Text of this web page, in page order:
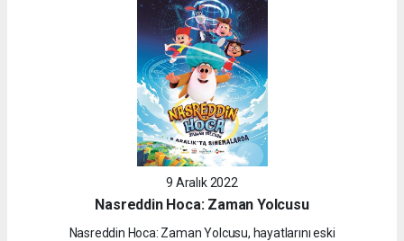
9 Aralık 2022
Nasreddin Hoca: Zaman Yolcusu
Nasreddin Hoca: Zaman Yolcusu, hayatlarını eski